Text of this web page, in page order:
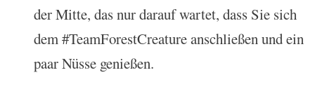
der Mitte, das nur darauf wartet, dass Sie sich
dem #TeamForestCreature anschließen und ein
paar Nüsse genießen.